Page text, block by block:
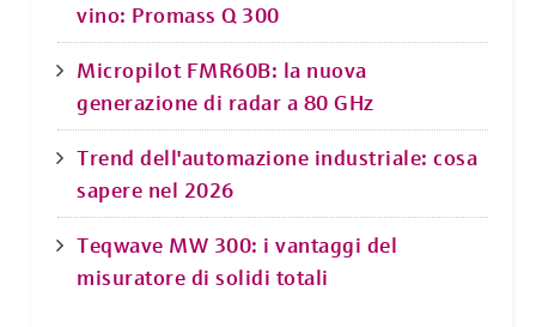
vino: Promass Q 300
Micropilot FMR60B: la nuova
generazione di radar a 80 GHz
Trend dell'automazione industriale: cosa
sapere nel 2026
Teqwave MW 300: i vantaggi del
misuratore di solidi totali